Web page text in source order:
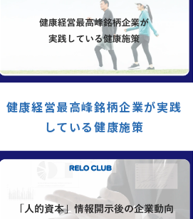
健康経営最高峰銘柄企業が実践
している健康施策